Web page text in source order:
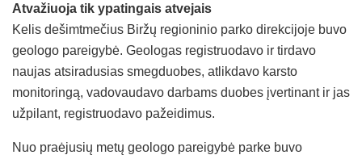
Atvažiuoja tik ypatingais atvejais
Kelis dešimtmečius Biržų regioninio parko direkcijoje buvo
geologo pareigybė. Geologas registruodavo ir tirdavo
naujas atsiradusias smegduobes, atlikdavo karsto
monitoringą, vadovaudavo darbams duobes įvertinant ir jas
užpilant, registruodavo pažeidimus.
Nuo praėjusių metų geologo pareigybė parke buvo